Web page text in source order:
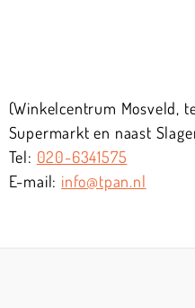
(Winkelcentrum Mosveld,
Supermarkt en naast
020-6341575
info@tpan.nl